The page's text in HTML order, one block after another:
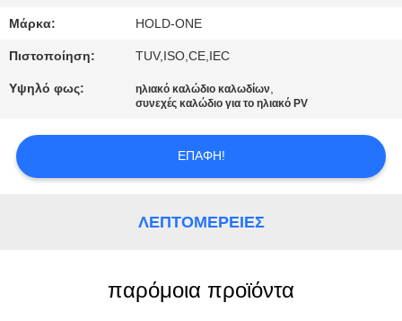
ΜΑΣ
ΕΛΆΤΕ
ΣΕ
ΕΠΑΦΉ
ΜΕ
Μάρκα: HOLD-ONE
Πιστοποίηση: TUV,ISO,CE,IEC
Υψηλό φως: ηλιακό καλώδιο καλωδίων,
συνεχές καλώδιο για το ηλιακό PV
ΕΠΑΦΉ!
ΛΕΠΤΟΜΈΡΕΙΕΣ
παρόμοια προϊόντα